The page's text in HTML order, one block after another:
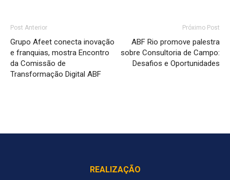
Post Anterior
Grupo Afeet conecta inovação
e franquias, mostra Encontro
da Comissão de
Transformação Digital ABF
Próximo Post
ABF Rio promove palestra
sobre Consultoria de Campo:
Desafios e Oportunidades
REALIZAÇÃO